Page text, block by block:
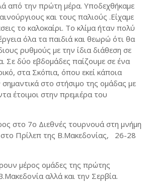
από την πρώτη μέρα. Υποδεχθήκαμε
και τους παλιούς .Είχαμε
το καλοκαίρι. Το κλίμα ήταν πολύ
όλα τα παιδιά και θεωρώ ότι θα
ρυθμούς με την ίδια διάθεση σε
Σε δύο εβδομάδες παίζουμε σε ένα
στα Σκόπια, όπου εκεί κάποια
στο στήσιμο της ομάδας με
έτοιμοι στην πρεμιέρα του
στο 7ο Διεθνές τουρνουά στη μνήμη
Πρίλεπ της Β.Μακεδονίας, 26-28
μέρος ομάδες της πρώτης
αλλά και την Σερβία.